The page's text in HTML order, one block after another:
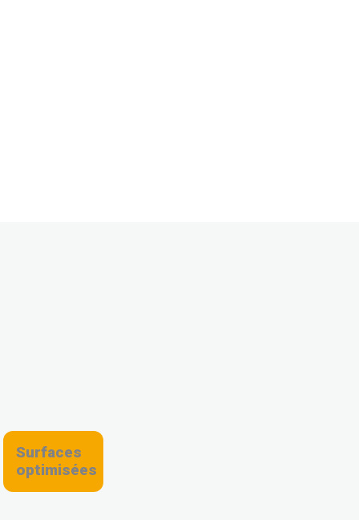
Surfaces
optimisées